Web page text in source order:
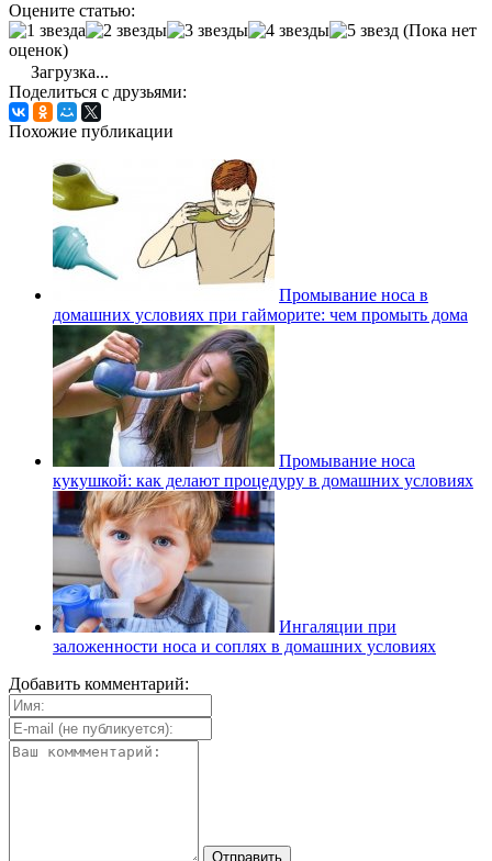
Оцените статью:
(Пока нет
оценок)
Загрузка...
Поделиться с друзьями:
Похожие публикации
Промывание носа в
домашних условиях при гайморите: чем промыть дома
Промывание носа
кукушкой: как делают процедуру в домашних условиях
Ингаляции при
заложенности носа и соплях в домашних условиях
Добавить комментарий: